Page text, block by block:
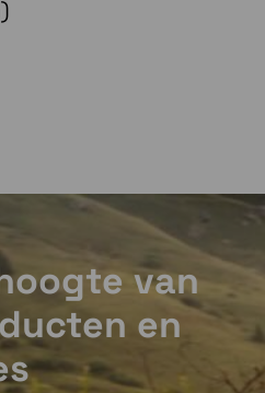
kassa en selecteer het
van jouw keuze met de
betaaloplossing via
van
en